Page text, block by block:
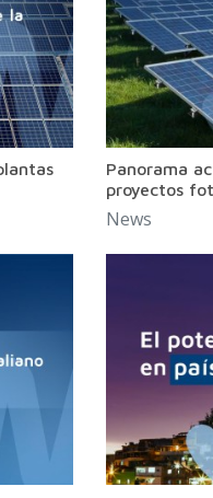
Panorama
proyectos
News